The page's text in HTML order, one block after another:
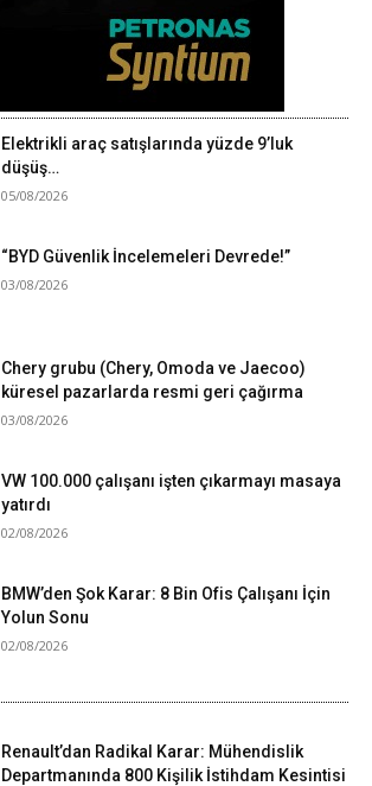
Elektrikli araç satışlarında yüzde 9’luk
düşüş…
05/08/2026
“BYD Güvenlik İncelemeleri Devrede!”
03/08/2026
Chery grubu (Chery, Omoda ve Jaecoo)
küresel pazarlarda resmi geri çağırma
03/08/2026
VW 100.000 çalışanı işten çıkarmayı masaya
yatırdı
02/08/2026
BMW’den Şok Karar: 8 Bin Ofis Çalışanı İçin
Yolun Sonu
02/08/2026
Renault’dan Radikal Karar: Mühendislik
Departmanında 800 Kişilik İstihdam Kesintisi